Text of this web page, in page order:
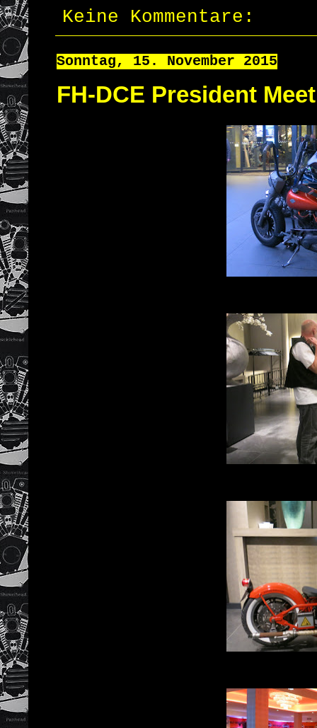
Keine Kommentare:
Sonntag, 15. November 2015
FH-DCE President